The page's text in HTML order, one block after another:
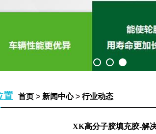
置 首页> 新闻中心> 行业动态
XK高分子胶填充胶-解